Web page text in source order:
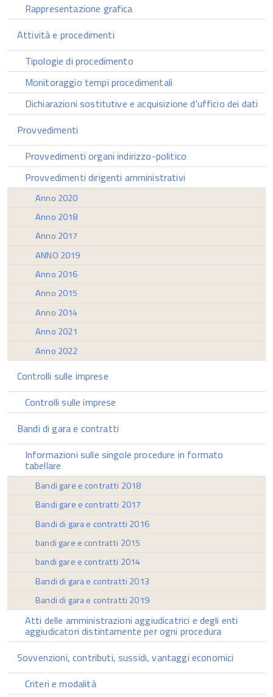
Rappresentazione grafica
Attività e procedimenti
Tipologie di procedimento
Monitoraggio tempi procedimentali
Dichiarazioni sostitutive e acquisizione d'ufficio dei dati
Provvedimenti
Provvedimenti organi indirizzo-politico
Provvedimenti dirigenti amministrativi
Anno 2020
Anno 2018
Anno 2017
ANNO 2019
Anno 2016
Anno 2015
Anno 2014
Anno 2021
Anno 2022
Controlli sulle imprese
Controlli sulle imprese
Bandi di gara e contratti
Informazioni sulle singole procedure in formato
tabellare
Bandi gare e contratti 2018
Bandi gare e contratti 2017
Bandi di gara e contratti 2016
bandi gare e contratti 2015
bandi gare e contratti 2014
Bandi di gara e contratti 2013
Bandi di gara e contratti 2019
Atti delle amministrazioni aggiudicatrici e degli enti
aggiudicatori distintamente per ogni procedura
Sovvenzioni, contributi, sussidi, vantaggi economici
Criteri e modalità